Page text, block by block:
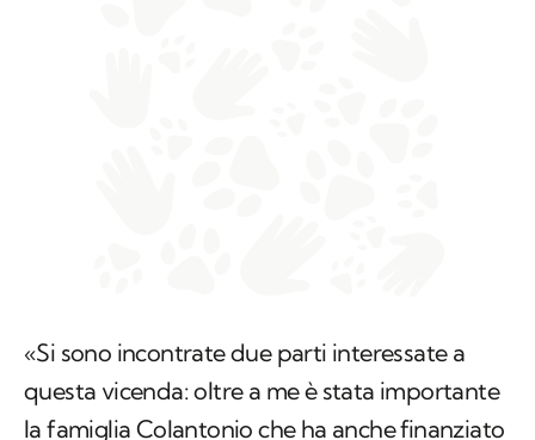
«Si sono incontrate due parti interessate a
questa vicenda: oltre a me è stata importante
la famiglia Colantonio che ha anche finanziato